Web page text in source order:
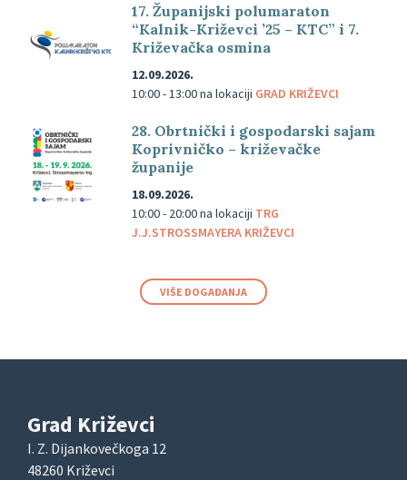
17. Županijski polumaraton
“Kalnik-Križevci ’25 – KTC” i 7.
Križevačka osmina
12.09.2026.
10:00 - 13:00na lokaciji GRAD KRIŽEVCI
28. Obrtnički i gospodarski sajam
Koprivničko – križevačke
županije
18.09.2026.
10:00 - 20:00na lokaciji TRG
J.J.STROSSMAYERA KRIŽEVCI
VIŠE DOGAĐANJA
Grad Križevci
I. Z. Dijankovečkoga 12
48260 Križevci